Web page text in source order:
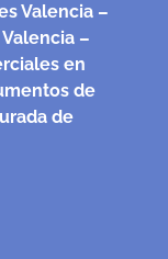
Valencia –
–
en
de
de